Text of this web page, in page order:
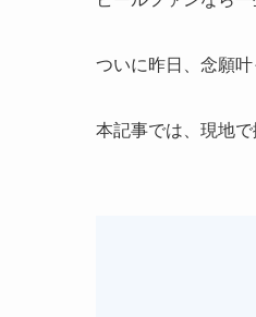
ついに昨日、念願
本記事では、現地で